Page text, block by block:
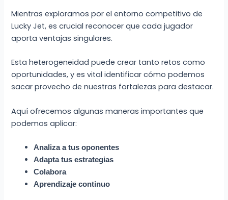
Mientras exploramos por el entorno competitivo de
Lucky Jet, es crucial reconocer que cada jugador
aporta ventajas singulares.
Esta heterogeneidad puede crear tanto retos como
oportunidades, y es vital identificar cómo podemos
sacar provecho de nuestras fortalezas para destacar.
Aquí ofrecemos algunas maneras importantes que
podemos aplicar:
Analiza a tus oponentes
Adapta tus estrategias
Colabora
Aprendizaje continuo